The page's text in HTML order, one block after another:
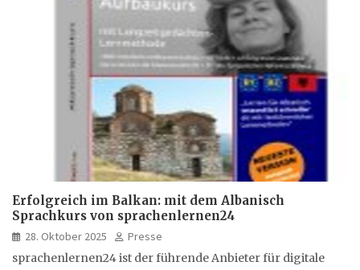
Erfolgreich im Balkan: mit dem Albanisch
Sprachkurs von sprachenlernen24
28. Oktober 2025
Presse
sprachenlernen24 ist der führende Anbieter für digitale